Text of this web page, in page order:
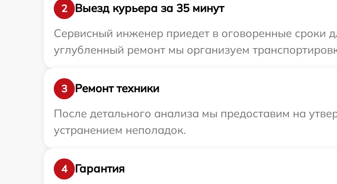
2
Выезд курьера за 35 минут
Сервисный инженер приедет в оговоренные сроки
углубленный ремонт мы организуем
3
Ремонт техники
После детального анализа мы предоставим на
устранением неполадок.
4
Гарантия